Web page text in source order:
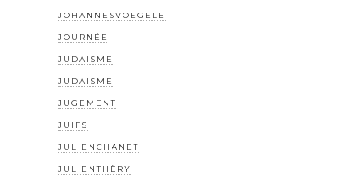
JOHANNESVOEGELE
JOURNÉE
JUDAÏSME
JUDAISME
JUGEMENT
JUIFS
JULIENCHANET
JULIENTHÉRY